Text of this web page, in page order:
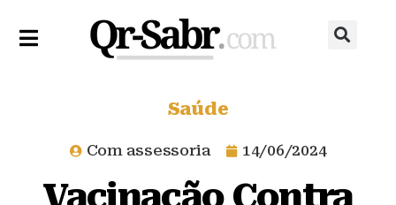
Saúde
Com assessoria 14/06/2024
Vacinação Contra